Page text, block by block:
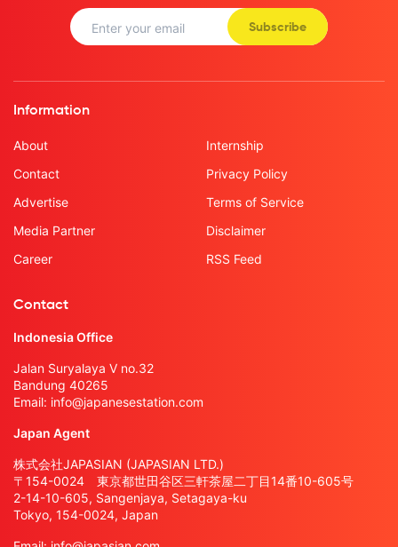
Subscribe
Information
About
Contact
Advertise
Media Partner
Career
Internship
Privacy Policy
Terms of Service
Disclaimer
RSS Feed
Contact
Indonesia Office
Jalan Suryalaya V no.32
Bandung 40265
Email: info@japanesestation.com
Japan Agent
株式会社JAPASIAN (JAPASIAN LTD.)
〒154-0024 東京都世田谷区三軒茶屋二丁目14番10-605号
2-14-10-605, Sangenjaya, Setagaya-ku
Tokyo, 154-0024, Japan